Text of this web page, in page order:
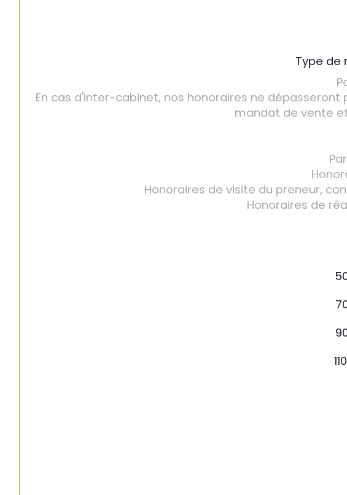
Type de
En cas d'inter-cabinet, nos honoraires ne
mandat de vente
Honoraires de visite du preneur,
Honoraires de